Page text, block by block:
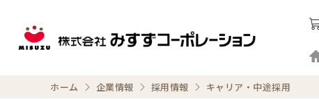
ホーム 企業情報 採用情報 キャリア・中途採用